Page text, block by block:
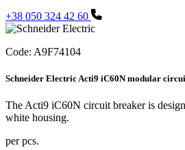
+38 050 324 42 60
Code: A9F74104
Schneider Electric Acti9 iC60N modular
The Acti9 iC60N circuit breaker is
white housing.
per pcs.